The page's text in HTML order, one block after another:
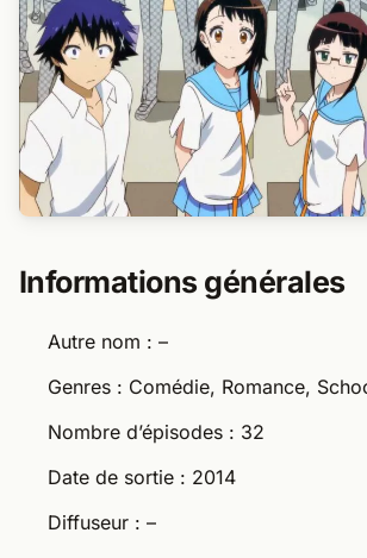
Informations générales
Autre nom : –
Genres : Comédie, Romance,
Nombre d’épisodes : 32
Date de sortie : 2014
Diffuseur : –